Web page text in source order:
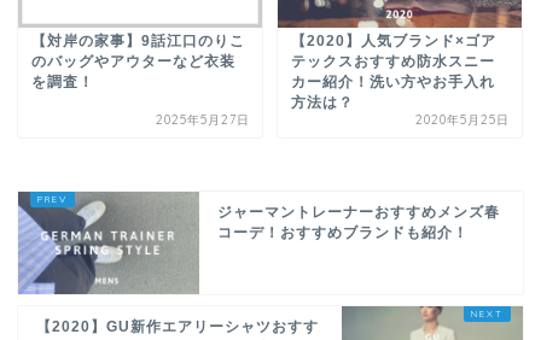
【対岸の家事】9話江口のりこ
のバッグやアウターなど衣装
を調査！
2025年5月27日
【2020】人気ブランド×ゴア
テックスおすすめ防水スニー
カー紹介！洗い方やお手入れ
方法は？
2020年5月25日
ジャーマントレーナーおすすめメンズ春
コーデ！おすすめブランドも紹介！
【2020】GU新作エアリーシャツおすす